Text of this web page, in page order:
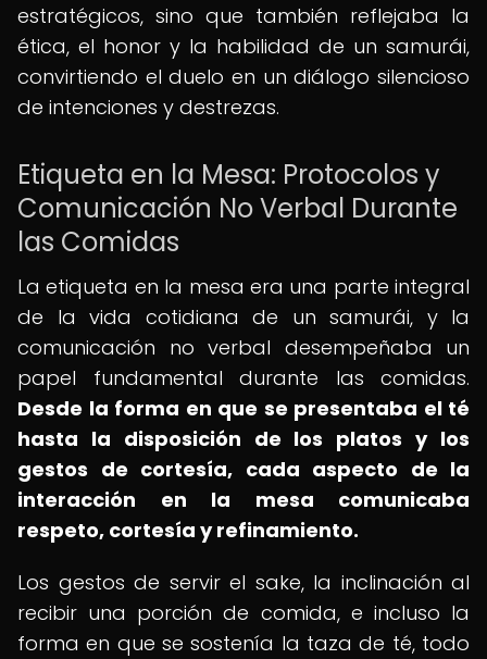
estratégicos, sino que también reflejaba la
ética, el honor y la habilidad de un samurái,
convirtiendo el duelo en un diálogo silencioso
de intenciones y destrezas.
Etiqueta en la Mesa: Protocolos y
Comunicación No Verbal Durante
las Comidas
La etiqueta en la mesa era una parte integral
de la vida cotidiana de un samurái, y la
comunicación no verbal desempeñaba un
papel fundamental durante las comidas.
Desde la forma en que se presentaba el té
hasta la disposición de los platos y los
gestos de cortesía, cada aspecto de la
interacción en la mesa comunicaba
respeto, cortesía y refinamiento.
Los gestos de servir el sake, la inclinación al
recibir una porción de comida, e incluso la
forma en que se sostenía la taza de té, todo